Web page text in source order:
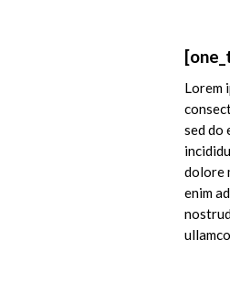
Lorem
sed do
dolore
enim